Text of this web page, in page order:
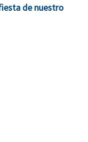
de nuestro